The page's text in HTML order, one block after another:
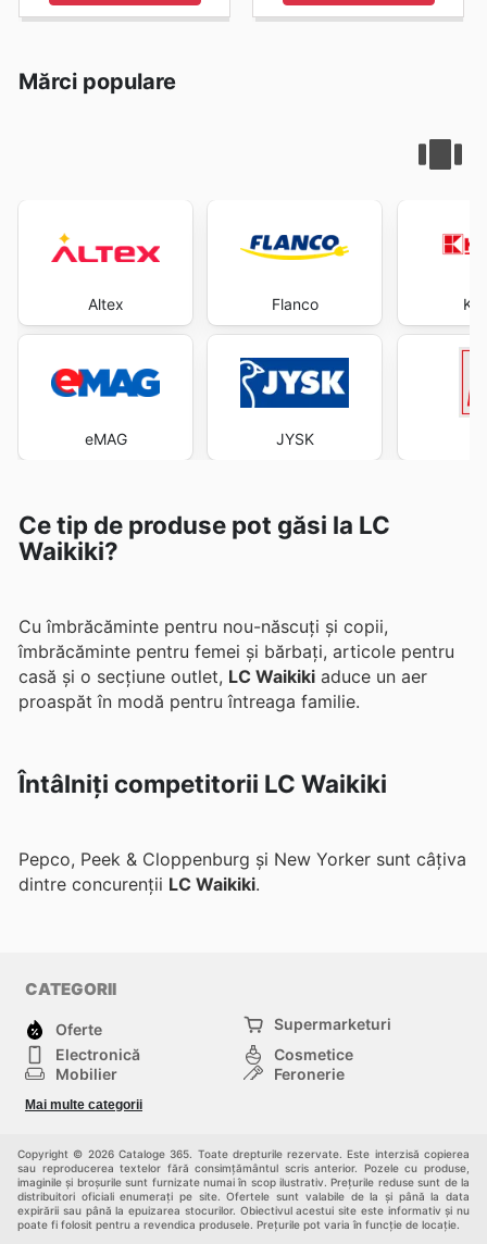
Mărci populare
Altex
eMAG
Flanco
JYSK
Ce tip de produse pot găsi la LC
Waikiki?
Cu îmbrăcăminte pentru nou-născuți și copii,
îmbrăcăminte pentru femei și bărbați, articole pentru
casă și o secțiune outlet, LC Waikiki aduce un aer
proaspăt în modă pentru întreaga familie.
Întâlniți competitorii LC Waikiki
Pepco, Peek & Cloppenburg și New Yorker sunt câțiva
dintre concurenții LC Waikiki.
CATEGORII
Oferte
Supermarketuri
Electronică
Cosmetice
Mobilier
Feronerie
Copii
Mai multe categorii
Copyright © 2026 Cataloge 365. Toate drepturile rezervate. Este interzisă copierea
sau reproducerea textelor fără consimțământul scris anterior. Pozele cu produse,
imaginile și broșurile sunt furnizate numai în scop ilustrativ. Prețurile reduse sunt de la
distribuitori oficiali enumerați pe site. Ofertele sunt valabile de la și până la data
expirării sau până la epuizarea stocurilor. Obiectivul acestui site este informativ și nu
poate fi folosit pentru a revendica produsele. Prețurile pot varia în funcție de locație.